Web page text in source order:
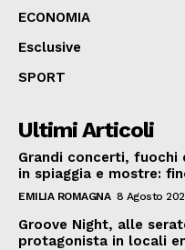
ECONOMIA
Esclusive
SPORT
Ultimi Articoli
Grandi concerti, fuochi
in spiaggia e mostre:
EMILIA ROMAGNA 8 Agosto
Groove Night, alle
protagonista in locali